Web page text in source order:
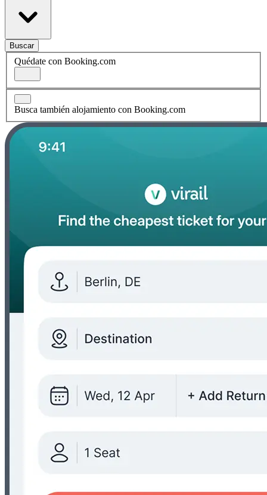
Buscar
Quédate con Booking.com
Busca también alojamiento con Booking.com